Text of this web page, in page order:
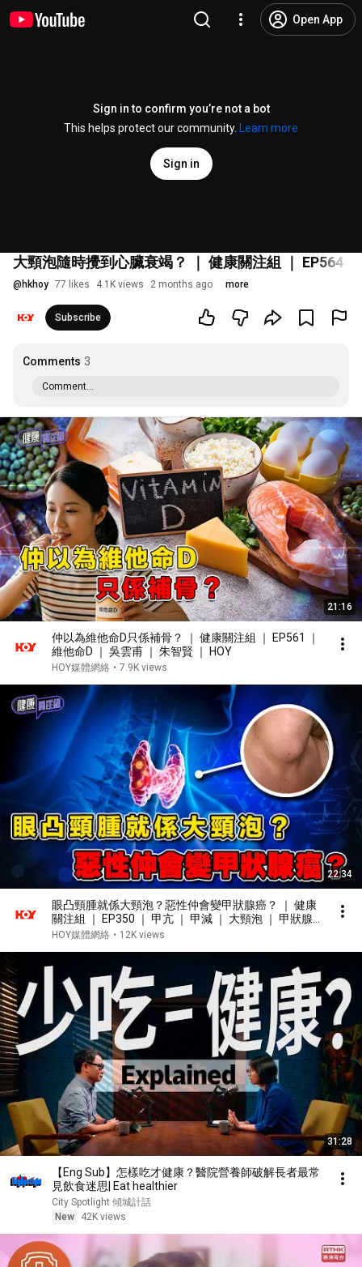
Open App
Sign in to confirm you’re not a bot
This helps protect our community.
Learn more
Sign in
大頸泡隨時攪到心臟衰竭？ ｜ 健康關注組 ｜ EP564
@ hkhoy 77 likes 4.1K views 2 months ago more
Subscribe
Comments 3
Comment...
21:16
仲以為維他命D只係補骨？ ｜ 健康關注組 ｜ EP561 ｜
維他命D ｜ 吳雲甫 ｜ 朱智賢 ｜ HOY
HOY媒體網絡 • 7.9K views
22:34
眼凸頸腫就係大頸泡？惡性仲會變甲狀腺癌？ ｜ 健康
關注組 ｜ EP350 ｜ 甲亢 ｜ 甲減 ｜ 大頸泡 ｜ 甲狀腺
結節 ｜ 甲狀腺癌 ｜ 敖嘉年 ｜ 麥詩敏 ｜ HOY TV 77台
HOY媒體網絡 • 12K views
31:28
【Eng Sub】怎樣吃才健康？醫院營養師破解長者最常
見飲食迷思| Eat healthier
City Spotlight 傾城計話
New
42K views